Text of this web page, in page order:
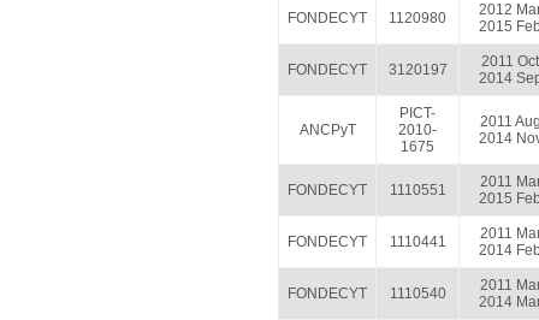
FONDECYT 1120980
2012
2015
FONDECYT 3120197
2011 Oct
2014
ANCPyT
PICT-
2010-
1675
2011
2014
FONDECYT 1110551
2011
2015
FONDECYT 1110441
2011
2014
FONDECYT 1110540
2011
2014